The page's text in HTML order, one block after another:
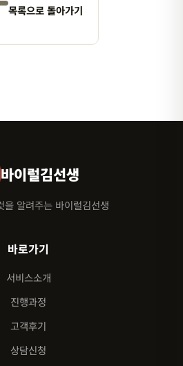
목록으로 돌아가기
바이럴김선생
을 알려주는 바이럴김선생
바로가기
서비스소개
진행과정
고객후기
상담신청